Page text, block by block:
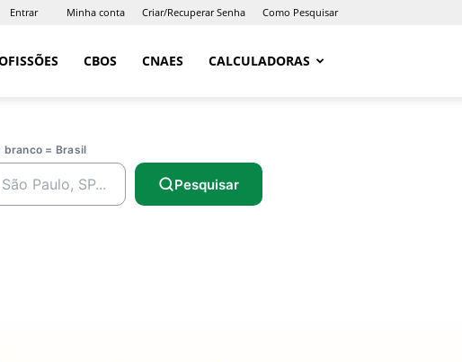
Entrar Minha conta Criar/Recuperar Senha Como Pesquisar
CBOS CNAES CALCULADORAS
branco = Brasil
Pesquisar